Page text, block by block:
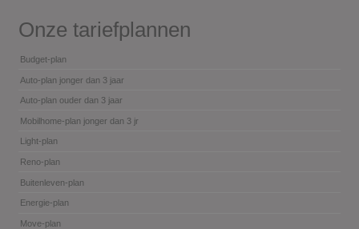
Onze tariefplannen
Budget-plan
Auto-plan jonger dan 3 jaar
Auto-plan ouder dan 3 jaar
Mobilhome-plan jonger dan 3 jr
Light-plan
Reno-plan
Buitenleven-plan
Energie-plan
Move-plan